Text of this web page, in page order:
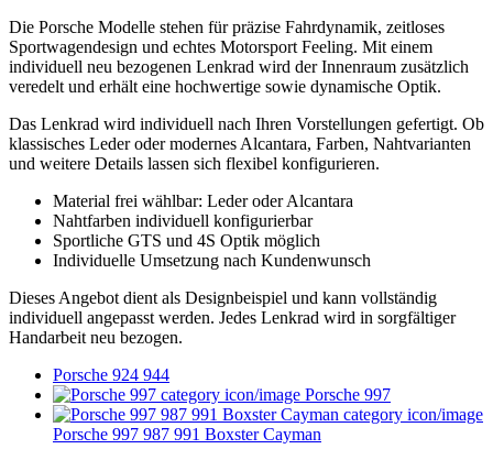
Die Porsche Modelle stehen für präzise Fahrdynamik, zeitloses
Sportwagendesign und echtes Motorsport Feeling. Mit einem
individuell neu bezogenen Lenkrad wird der Innenraum zusätzlich
veredelt und erhält eine hochwertige sowie dynamische Optik.
Das Lenkrad wird individuell nach Ihren Vorstellungen gefertigt. Ob
klassisches Leder oder modernes Alcantara, Farben, Nahtvarianten
und weitere Details lassen sich flexibel konfigurieren.
Material frei wählbar: Leder oder Alcantara
Nahtfarben individuell konfigurierbar
Sportliche GTS und 4S Optik möglich
Individuelle Umsetzung nach Kundenwunsch
Dieses Angebot dient als Designbeispiel und kann vollständig
individuell angepasst werden. Jedes Lenkrad wird in sorgfältiger
Handarbeit neu bezogen.
Porsche 924 944
Porsche 997
Porsche 997 987 991 Boxster Cayman